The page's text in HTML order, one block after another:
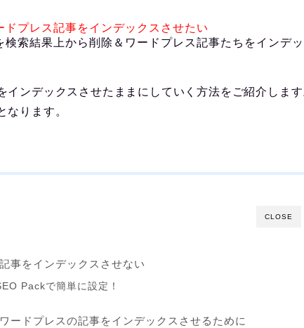
ドプレス記事をインデックスさせたい
索結果上から削除＆ワードプレス記事たちをインデッ
インデックスさせたままにしていく方法をご紹介します
ります。
CLOSE
事をインデックスさせない
Packで簡単に設定！
ードプレスの記事をインデックスさせるために